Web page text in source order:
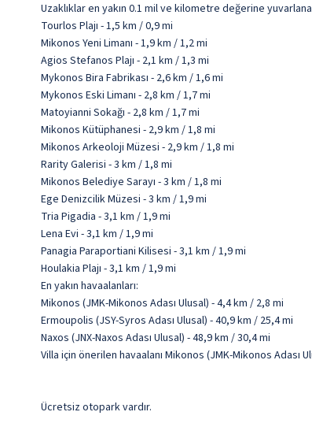
Uzaklıklar en yakın 0.1 mil ve kilometre değerine
Tourlos Plajı - 1,5 km / 0,9 mi
Mikonos Yeni Limanı - 1,9 km / 1,2 mi
Agios Stefanos Plajı - 2,1 km / 1,3 mi
Mykonos Bira Fabrikası - 2,6 km / 1,6 mi
Mykonos Eski Limanı - 2,8 km / 1,7 mi
Matoyianni Sokağı - 2,8 km / 1,7 mi
Mikonos Kütüphanesi - 2,9 km / 1,8 mi
Mikonos Arkeoloji Müzesi - 2,9 km / 1,8 mi
Rarity Galerisi - 3 km / 1,8 mi
Mikonos Belediye Sarayı - 3 km / 1,8 mi
Ege Denizcilik Müzesi - 3 km / 1,9 mi
Tria Pigadia - 3,1 km / 1,9 mi
Lena Evi - 3,1 km / 1,9 mi
Panagia Paraportiani Kilisesi - 3,1 km / 1,9 mi
Houlakia Plajı - 3,1 km / 1,9 mi
En yakın havaalanları:
Mikonos (JMK-Mikonos Adası Ulusal) - 4,4 km / 2,8 mi
Ermoupolis (JSY-Syros Adası Ulusal) - 40,9 km / 25,4 mi
Naxos (JNX-Naxos Adası Ulusal) - 48,9 km / 30,4 mi
Villa için önerilen havaalanı Mikonos (JMK-Mikonos Adası
Ücretsiz otopark vardır.